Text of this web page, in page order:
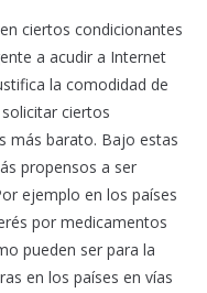
ciertos condicionantes
a acudir a Internet
la comodidad de
ciertos
más barato. Bajo estas
propensos a ser
ejemplo en los países
por medicamentos
pueden ser para la
en los países en vías